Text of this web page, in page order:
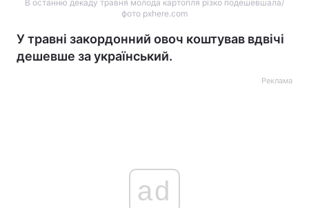
В останню декаду травня молода картопля різко подешевшала/
фото pxhere.com
У травні закордонний овоч коштував вдвічі
дешевше за український.
Реклама
ad